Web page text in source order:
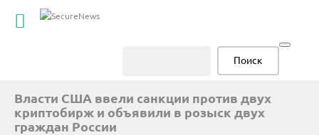
Власти США ввели санкции против двух
криптобирж и объявили в розыск двух
граждан России